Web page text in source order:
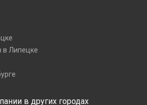
в Липецке
в других городах